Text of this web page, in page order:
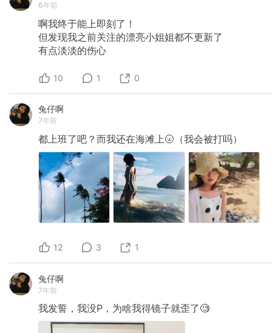
6年前
啊我终于能上即刻了！
但发现我之前关注的漂亮小姐姐都不更新了
有点淡淡的伤心
10 1 0
兔仔啊
7年前
都上班了吧？而我还在海滩上🌝（我会被打吗）
12 3 1
兔仔啊
7年前
我发誓，我没P，为啥我得镜子就歪了🧐